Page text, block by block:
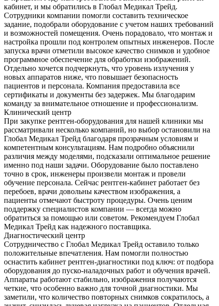
кабинет, и мы обратились в Глобал Медикал Трейд.
Сотрудники компании помогли составить техническое
задание, подобрали оборудование с учетом наших требований
и возможностей помещения. Очень порадовало, что монтаж и
настройка прошли под контролем опытных инженеров. После
запуска врачи отметили высокое качество снимков и удобное
программное обеспечение для обработки изображений.
Отдельно хочется подчеркнуть, что уровень излучения у
новых аппаратов ниже, что повышает безопасность
пациентов и персонала. Компания предоставила все
сертификаты и документы без задержек. Мы благодарим
команду за внимательное отношение и профессионализм.
Клинический центр
При закупке рентген-оборудования для нашей клиники мы
рассматривали несколько компаний, но выбор остановили на
Глобал Медикал Трейд благодаря прозрачным условиям и
компетентным консультациям. Нам подробно объяснили
различия между моделями, подсказали оптимальное решение
именно под наши задачи. Оборудование было поставлено
точно в срок, инженеры произвели монтаж и провели
обучение персонала. Сейчас рентген-кабинет работает без
перебоев, врачи довольны качеством изображения, а
пациенты отмечают быстроту процедуры. Очень ценим
поддержку специалистов компании — всегда можно
обратиться за помощью или советом. Рекомендуем Глобал
Медикал Трейд как надежного поставщика.
Диагностический центр
Сотрудничество с Глобал Медикал Трейд оставило только
положительные впечатления. Нам помогли полностью
оснастить кабинет рентген-диагностики под ключ: от подбора
оборудования до пуско-наладочных работ и обучения врачей.
Аппараты работают стабильно, изображения получаются
четкие, что особенно важно для точной диагностики. Мы
заметили, что количество повторных снимков сократилось, а